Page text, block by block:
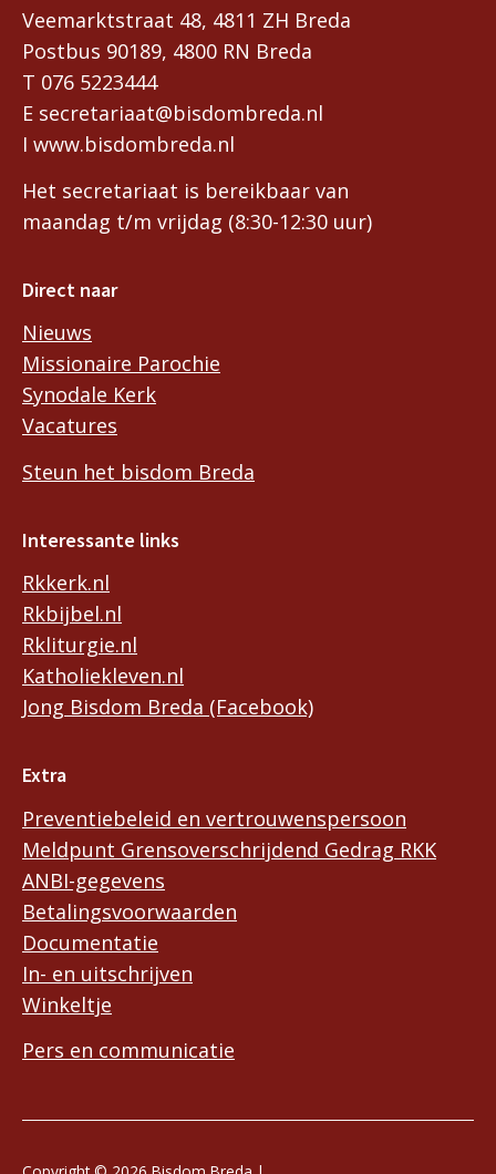
Veemarktstraat 48, 4811 ZH Breda
Postbus 90189, 4800 RN Breda
T 076 5223444
E secretariaat@bisdombreda.nl
I www.bisdombreda.nl
Het secretariaat is bereikbaar van
maandag t/m vrijdag (8:30-12:30 uur)
Direct naar
Nieuws
Missionaire Parochie
Synodale Kerk
Vacatures
Steun het bisdom Breda
Interessante links
Rkkerk.nl
Rkbijbel.nl
Rkliturgie.nl
Katholiekleven.nl
Jong Bisdom Breda (Facebook)
Extra
Preventiebeleid en vertrouwenspersoon
Meldpunt Grensoverschrijdend Gedrag RKK
ANBI-gegevens
Betalingsvoorwaarden
Documentatie
In- en uitschrijven
Winkeltje
Pers en communicatie